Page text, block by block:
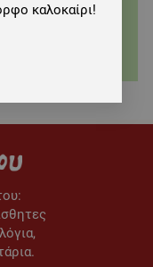
ΑΠΟΣΤΟΛΗΣ
καλοκαίρι!